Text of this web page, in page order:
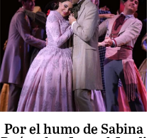
Por el humo de Sabina